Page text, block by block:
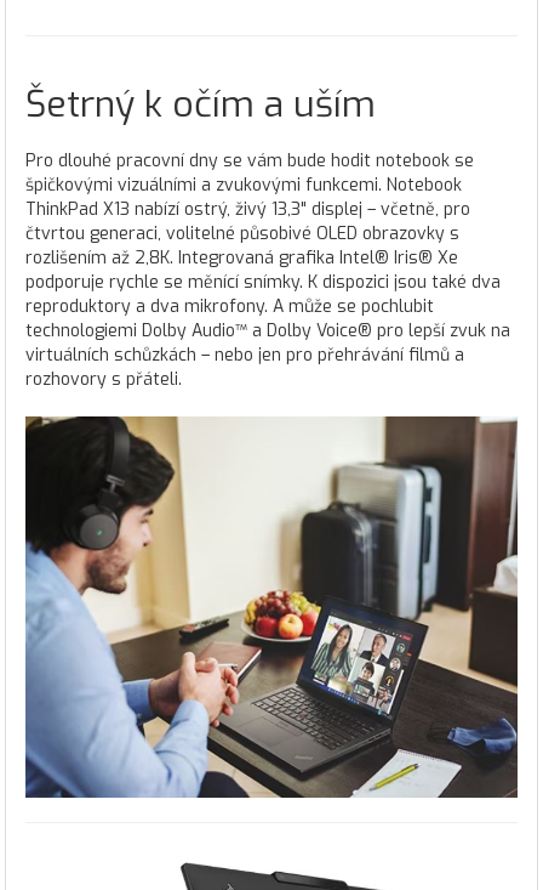
Šetrný k očím a uším
Pro dlouhé pracovní dny se vám bude hodit notebook se
špičkovými vizuálními a zvukovými funkcemi. Notebook
ThinkPad X13 nabízí ostrý, živý 13,3" displej – včetně, pro
čtvrtou generaci, volitelné působivé OLED obrazovky s
rozlišením až 2,8K. Integrovaná grafika Intel® Iris® Xe
podporuje rychle se měnící snímky. K dispozici jsou také dva
reproduktory a dva mikrofony. A může se pochlubit
technologiemi Dolby Audio™ a Dolby Voice® pro lepší zvuk na
virtuálních schůzkách – nebo jen pro přehrávání filmů a
rozhovory s přáteli.